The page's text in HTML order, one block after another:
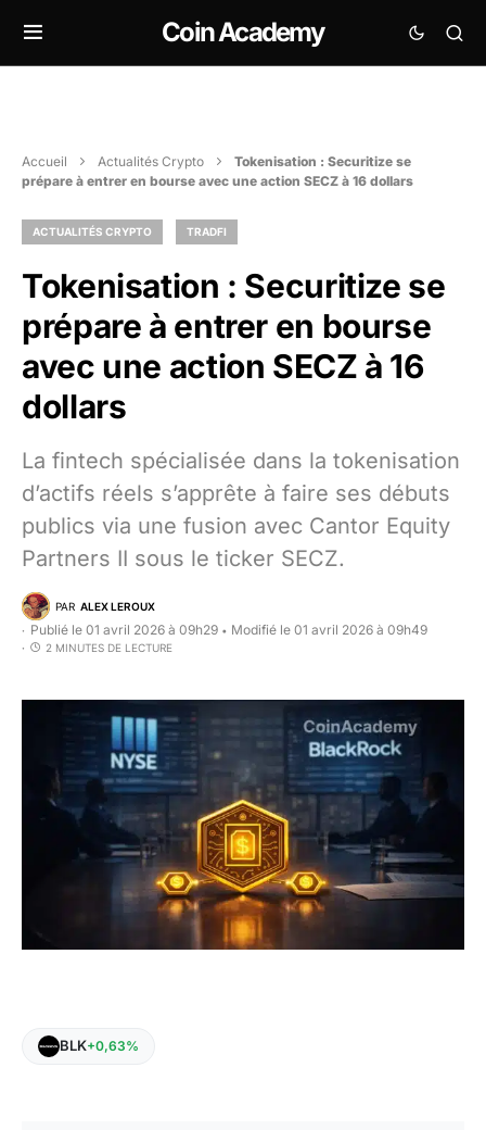
Coin Academy
Accueil Actualités Crypto
Tokenisation : Securitize se
prépare à entrer en bourse avec une action SECZ à 16 dollars
ACTUALITÉS CRYPTO TRADFI
Tokenisation : Securitize se
prépare à entrer en bourse
avec une action SECZ à 16
dollars
La fintech spécialisée dans la tokenisation
d’actifs réels s’apprête à faire ses débuts
publics via une fusion avec Cantor Equity
Partners II sous le ticker SECZ.
PAR ALEX LEROUX
Publié le 01 avril 2026 à 09h29 • Modifié le 01 avril 2026 à 09h49
2 MINUTES DE LECTURE
BLK+0,63%